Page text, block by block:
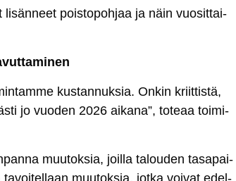
li­sän­neet pois­to­poh­jaa ja näin vuo­sit­tai­
kus­tan­nuk­sia. On­kin kriit­tis­tä,
jo vuo­den 2026 ai­ka­na”, to­teaa toi­mi­
muu­tok­sia, joil­la ta­lou­den ta­sa­pai­